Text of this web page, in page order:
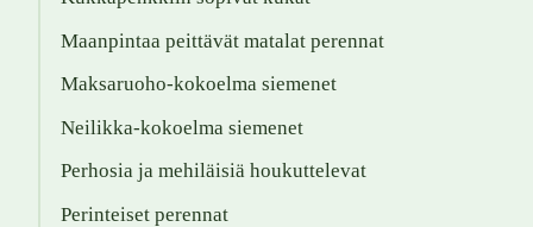
Maanpintaa peittävät matalat perennat
Maksaruoho-kokoelma siemenet
Neilikka-kokoelma siemenet
Perhosia ja mehiläisiä houkuttelevat
Perinteiset perennat